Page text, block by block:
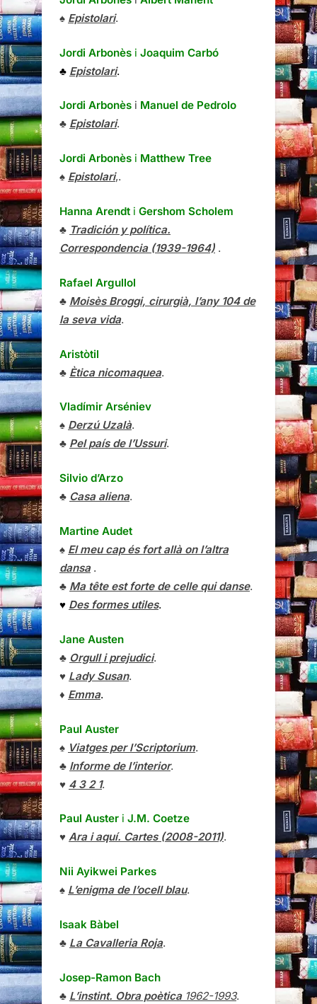
♠ Epistolari.
Jordi Arbonès i Joaquim Carbó
♣ Epistolari.
Jordi Arbonès i Manuel de Pedrolo
♣ Epistolari.
Jordi Arbonès i Matthew Tree
♠ Epistolari,.
Hanna Arendt i Gershom Scholem
♣ Tradición y política.
Correspondencia (1939-1964) .
Rafael Argullol
♣ Moisès Broggi, cirurgià, l’any 104 de
la seva vida.
Aristòtil
♣ Ètica nicomaquea.
Vladímir Arséniev
♠ Derzú Uzalà.
♣ Pel país de l’Ussuri.
Silvio d’Arzo
♣ Casa aliena.
Martine Audet
♠ El meu cap és fort allà on l’altra
dansa.
♣ Ma tête est forte de celle qui danse.
♥ Des formes utiles.
Jane Austen
♣ Orgull i prejudici.
♥ Lady Susan.
♦ Emma.
Paul Auster
♠ Viatges per l’Scriptorium.
♣ Informe de l’interior.
♥ 4 3 2 1.
Paul Auster i J.M. Coetze
♥ Ara i aquí. Cartes (2008-2011).
Nii Ayikwei Parkes
♠ L’enigma de l’ocell blau.
Isaak Bàbel
♣ La Cavalleria Roja.
Josep-Ramon Bach
♣ L’instint. Obra poètica1962-1993.